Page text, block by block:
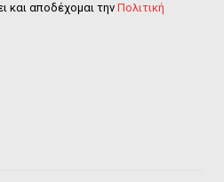
και αποδέχομαι τηνΠολιτική